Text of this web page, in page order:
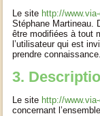
Le site http://
Stéphane Martineau.
être modifiées à tout
l’utilisateur qui est
prendre connaissance.
3.
Le site http://
concernant